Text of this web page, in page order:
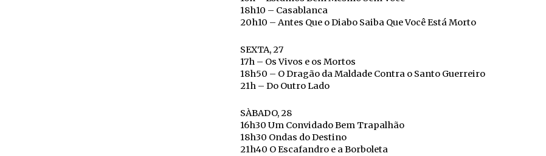
18h10 – Casablanca
20h10 – Antes Que o Diabo Saiba Que Você Está Morto
SEXTA, 27
17h – Os Vivos e os Mortos
18h50 – O Dragão da Maldade Contra o Santo Guerreiro
21h – Do Outro Lado
SÀBADO, 28
16h30 Um Convidado Bem Trapalhão
18h30 Ondas do Destino
21h40 O Escafandro e a Borboleta